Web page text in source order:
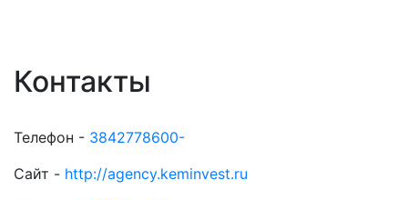
Контакты
Телефон - 3842778600-
Сайт - http://agency.keminvest.ru